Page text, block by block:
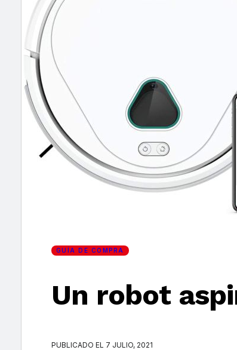
Encuentra tu
Buscar
×
GUÍA DE COMPRA
Un robot
PUBLICADO EL 7 JULIO, 2021